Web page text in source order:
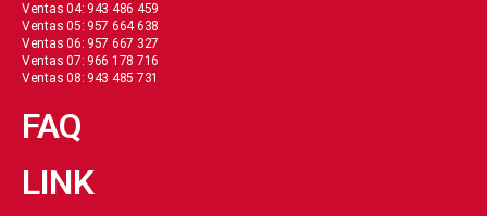
Ventas 04: 943 486 459
Ventas 05: 957 664 638
Ventas 06: 957 667 327
Ventas 07: 966 178 716
Ventas 08: 943 485 731
FAQ
LINK